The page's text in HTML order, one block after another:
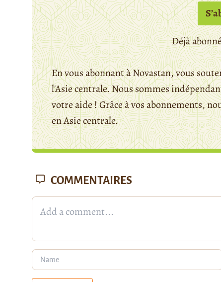
Déjà
En vous abonnant à Novastan, vous
l'Asie centrale. Nous sommes
votre aide ! Grâce à vos abonnements,
en Asie centrale.
COMMENTAIRES